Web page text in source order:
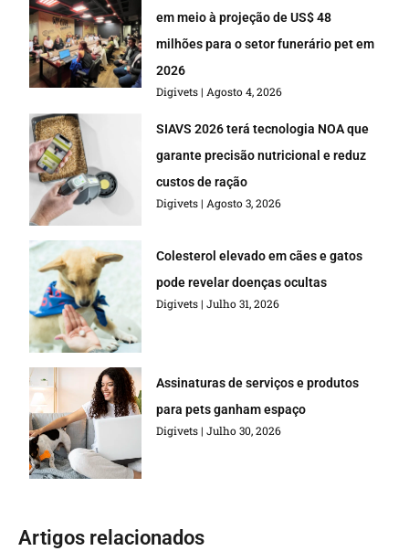
em meio à projeção de US$ 48
milhões para o setor funerário pet em
2026
Digivets Agosto 4, 2026
SIAVS 2026 terá tecnologia NOA que
garante precisão nutricional e reduz
custos de ração
Digivets Agosto 3, 2026
Colesterol elevado em cães e gatos
pode revelar doenças ocultas
Digivets Julho 31, 2026
Assinaturas de serviços e produtos
para pets ganham espaço
Digivets Julho 30, 2026
Artigos relacionados